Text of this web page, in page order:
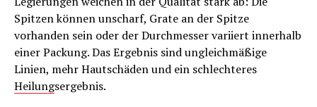
Spitzen können unscharf, Grate an der Spitze
vorhanden sein oder der Durchmesser variiert innerhalb
einer Packung. Das Ergebnis sind ungleichmäßige
Linien, mehr Hautschäden und ein schlechteres
Heilungsergebnis.